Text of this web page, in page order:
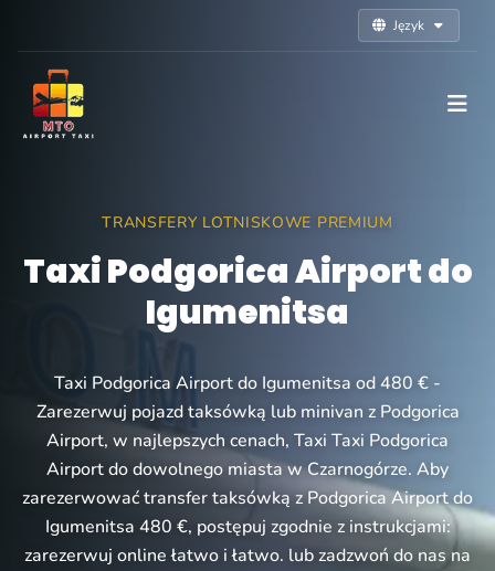
Język
TRANSFERY LOTNISKOWE PREMIUM
Taxi Podgorica Airport do
Igumenitsa
Taxi Podgorica Airport do Igumenitsa od 480 € -
Zarezerwuj pojazd taksówką lub minivan z Podgorica
Airport, w najlepszych cenach, Taxi Taxi Podgorica
Airport do dowolnego miasta w Czarnogórze. Aby
zarezerwować transfer taksówką z Podgorica Airport do
Igumenitsa 480 €, postępuj zgodnie z instrukcjami:
zarezerwuj online łatwo i łatwo. lub zadzwoń do nas na